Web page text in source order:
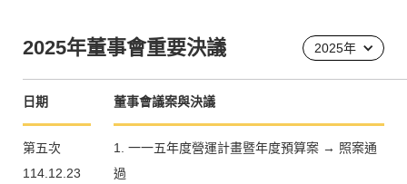
2025年董事會重要決議 2025年
日期 董事會議案與決議
第五次
114.12.23
1. 一一五年度營運計畫暨年度預算案 → 照案通
過